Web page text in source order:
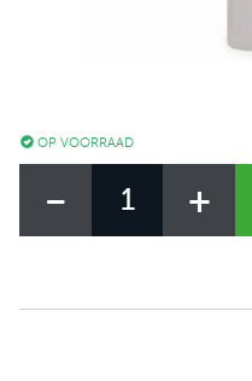
OP VOORRAAD
- +